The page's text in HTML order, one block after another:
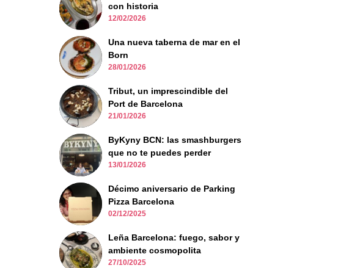
con historia
12/02/2026
Una nueva taberna de mar en el
Born
28/01/2026
Tribut, un imprescindible del
Port de Barcelona
21/01/2026
ByKyny BCN: las smashburgers
que no te puedes perder
13/01/2026
Décimo aniversario de Parking
Pizza Barcelona
02/12/2025
Leña Barcelona: fuego, sabor y
ambiente cosmopolita
27/10/2025